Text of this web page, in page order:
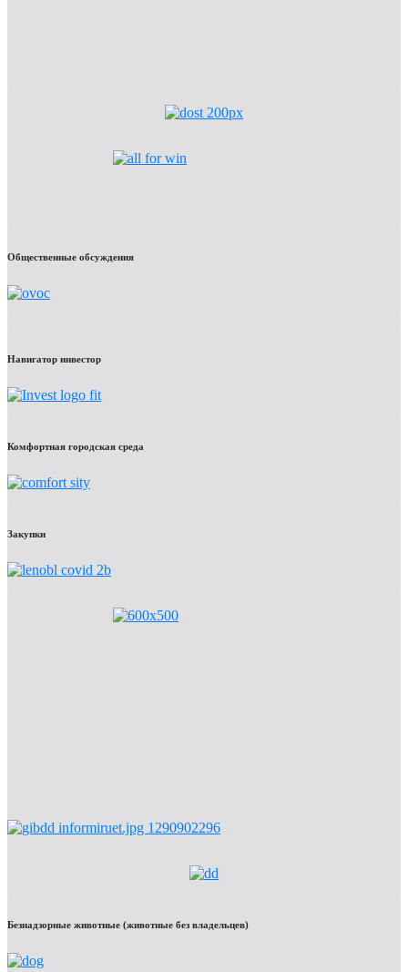
Общественные обсуждения
Навигатор инвестор
Комфортная городская среда
Закупки
Безнадзорные животные (животные без владельцев)